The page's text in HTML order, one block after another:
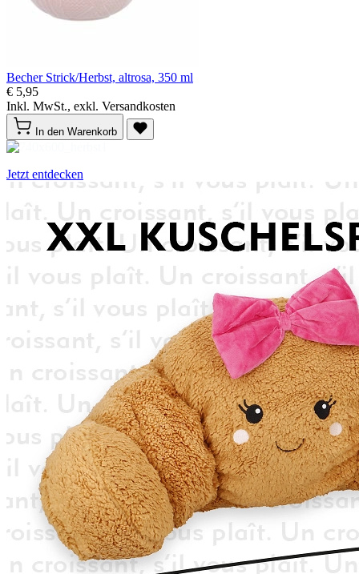
Becher Strick/Herbst, altrosa, 350 ml
€ 5,95
Inkl. MwSt., exkl. Versandkosten
In den Warenkorb
Jetzt entdecken